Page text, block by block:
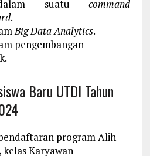
dalam suatucommand
.
Big Data Analytics.
pengembangan
Baru UTDI Tahun
program Alih
kelas Karyawan